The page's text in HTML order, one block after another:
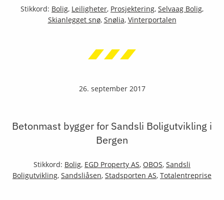
Stikkord: Bolig, Leiligheter, Prosjektering, Selvaag Bolig,
Skianlegget snø, Snølia, Vinterportalen
26. september 2017
Betonmast bygger for Sandsli Boligutvikling i
Bergen
Stikkord: Bolig, EGD Property AS, OBOS, Sandsli
Boligutvikling, Sandsliåsen, Stadsporten AS, Totalentreprise